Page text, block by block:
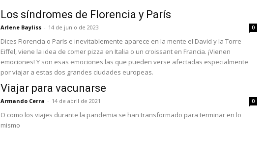
Los síndromes de Florencia y París
Arlene Bayliss - 14 de junio de 2023 0
Dices Florencia o París e inevitablemente aparece en la mente el David y la Torre
Eiffel, viene la idea de comer pizza en Italia o un croissant en Francia. ¡Vienen
emociones! Y son esas emociones las que pueden verse afectadas especialmente
por viajar a estas dos grandes ciudades europeas.
Viajar para vacunarse
Armando Cerra - 14 de abril de 2021 0
O como los viajes durante la pandemia se han transformado para terminar en lo
mismo